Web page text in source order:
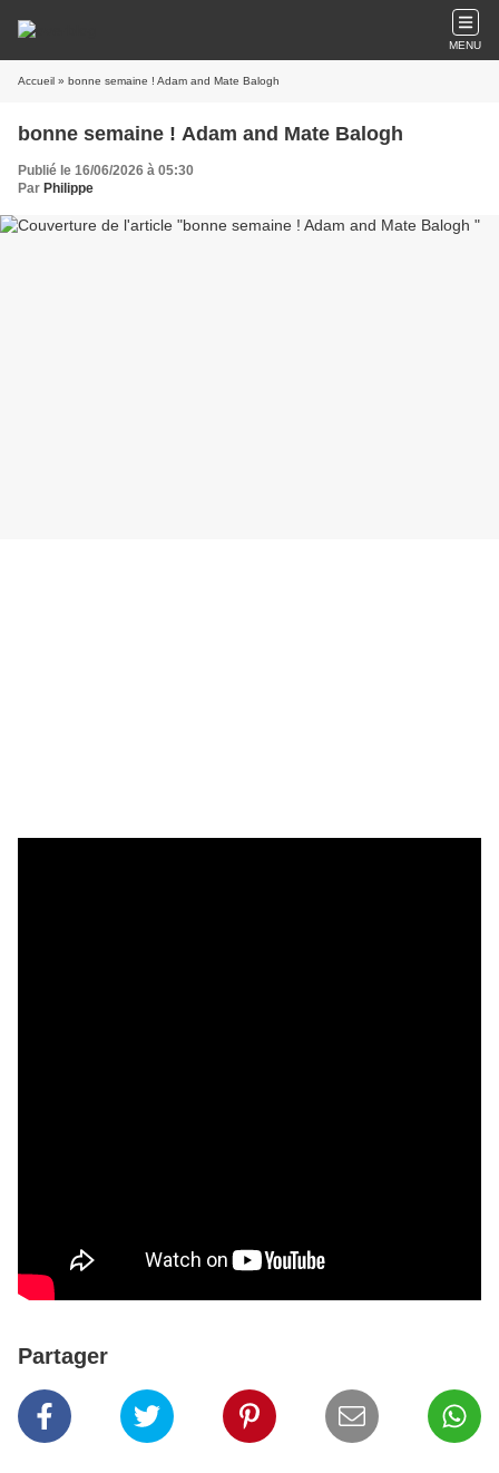
MENU
Accueil » bonne semaine ! Adam and Mate Balogh
bonne semaine ! Adam and Mate Balogh
Publié le 16/06/2026 à 05:30
Par Philippe
Partager